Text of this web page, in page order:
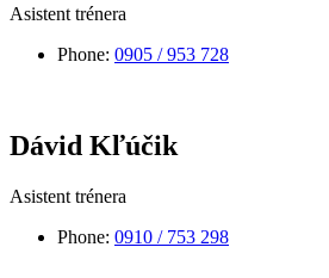
Asistent trénera
Phone: 0905 / 953 728
Dávid Kľúčik
Asistent trénera
Phone: 0910 / 753 298